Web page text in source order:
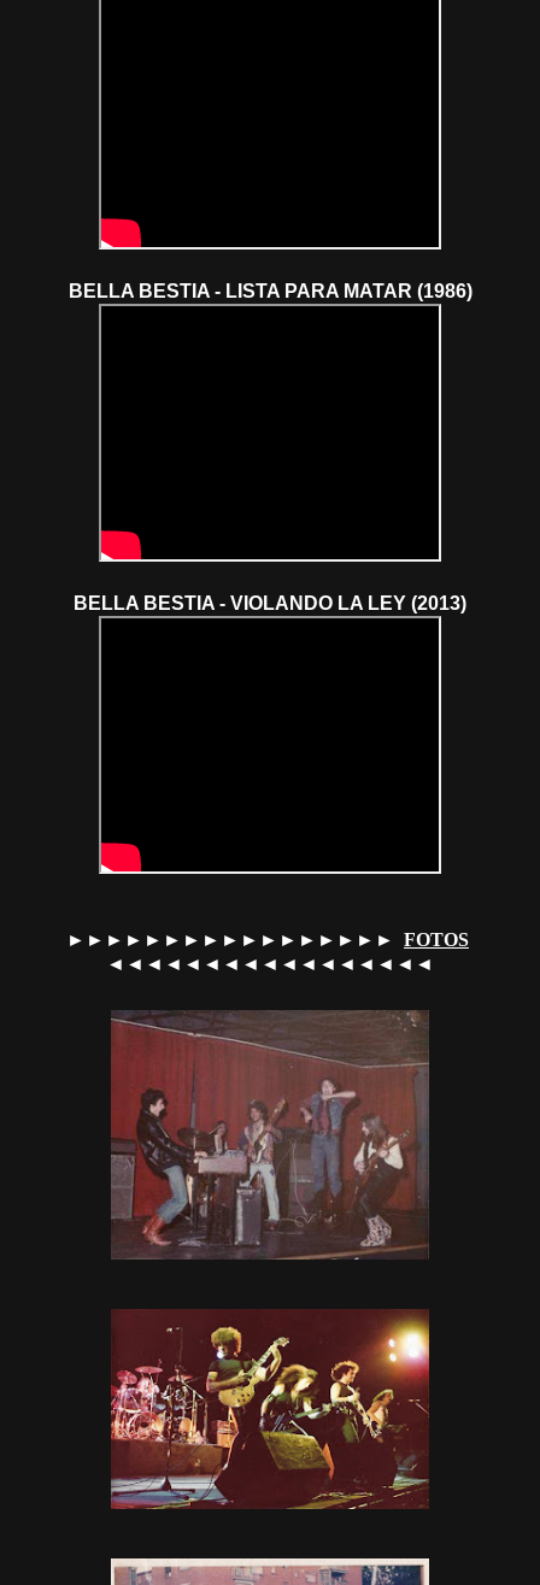
BELLA BESTIA - LISTA PARA MATAR (1986)
BELLA BESTIA - VIOLANDO LA LEY (2013)
►►►►►►►►►►►►►►►►► FOTOS
◄◄◄◄◄◄◄◄◄◄◄◄◄◄◄◄◄